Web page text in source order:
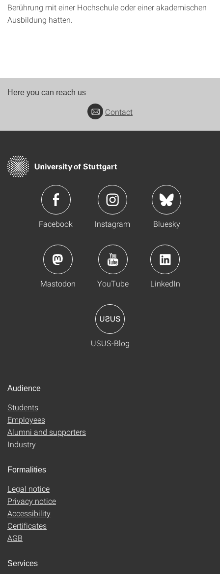
Berührung mit einer Hochschule oder einer akademischen
Ausbildung hatten.
Here you can reach us
Contact
Facebook Instagram Bluesky
Mastodon YouTube LinkedIn
USUS-Blog
Audience
Students
Employees
Alumni and supporters
Industry
Formalities
Legal notice
Privacy notice
Accessibility
Certificates
AGB
Services